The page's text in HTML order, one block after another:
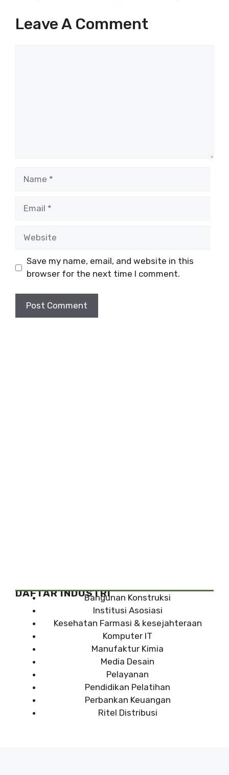
Leave A Comment
Save my name, email, and website in this
browser for the next time I comment.
DAFTAR INDUSTRIBangunan Konstruksi
Institusi Asosiasi
Kesehatan Farmasi & kesejahteraan
Komputer IT
Manufaktur Kimia
Media Desain
Pelayanan
Pendidikan Pelatihan
Perbankan Keuangan
Ritel Distribusi